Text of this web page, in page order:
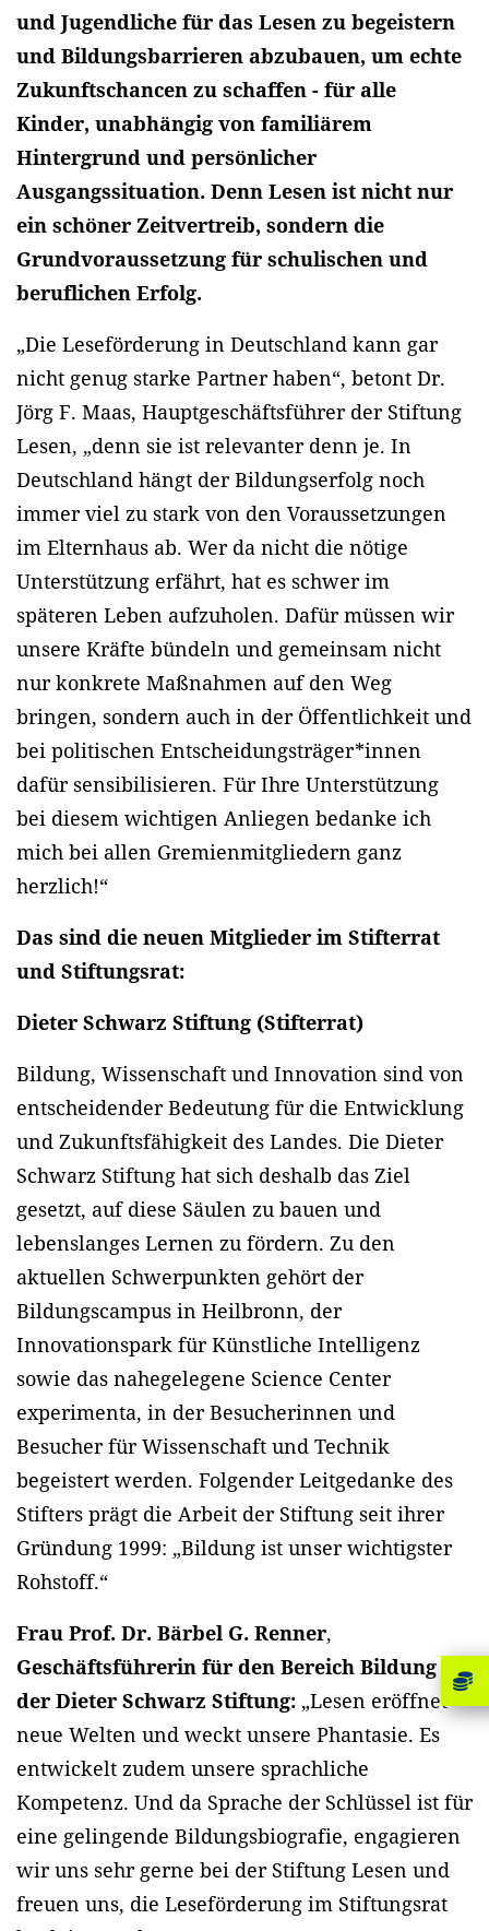
und Jugendliche für das Lesen zu begeistern
und Bildungsbarrieren abzubauen, um echte
Zukunftschancen zu schaffen - für alle
Kinder, unabhängig von familiärem
Hintergrund und persönlicher
Ausgangssituation. Denn Lesen ist nicht nur
ein schöner Zeitvertreib, sondern die
Grundvoraussetzung für schulischen und
beruflichen Erfolg.
„Die Leseförderung in Deutschland kann gar
nicht genug starke Partner haben“, betont Dr.
Jörg F. Maas, Hauptgeschäftsführer der Stiftung
Lesen, „denn sie ist relevanter denn je. In
Deutschland hängt der Bildungserfolg noch
immer viel zu stark von den Voraussetzungen
im Elternhaus ab. Wer da nicht die nötige
Unterstützung erfährt, hat es schwer im
späteren Leben aufzuholen. Dafür müssen wir
unsere Kräfte bündeln und gemeinsam nicht
nur konkrete Maßnahmen auf den Weg
bringen, sondern auch in der Öffentlichkeit und
bei politischen Entscheidungsträger*innen
dafür sensibilisieren. Für Ihre Unterstützung
bei diesem wichtigen Anliegen bedanke ich
mich bei allen Gremienmitgliedern ganz
herzlich!“
Das sind die neuen Mitglieder im Stifterrat
und Stiftungsrat:
Dieter Schwarz Stiftung (Stifterrat)
Bildung, Wissenschaft und Innovation sind von
entscheidender Bedeutung für die Entwicklung
und Zukunftsfähigkeit des Landes. Die Dieter
Schwarz Stiftung hat sich deshalb das Ziel
gesetzt, auf diese Säulen zu bauen und
lebenslanges Lernen zu fördern. Zu den
aktuellen Schwerpunkten gehört der
Bildungscampus in Heilbronn, der
Innovationspark für Künstliche Intelligenz
sowie das nahegelegene Science Center
experimenta, in der Besucherinnen und
Besucher für Wissenschaft und Technik
begeistert werden. Folgender Leitgedanke des
Stifters prägt die Arbeit der Stiftung seit ihrer
Gründung 1999: „Bildung ist unser wichtigster
Rohstoff.“
Frau Prof. Dr. Bärbel G. Renner,
Geschäftsführerin für den Bereich Bildung in
der Dieter Schwarz Stiftung: „Lesen eröffnet
neue Welten und weckt unsere Phantasie. Es
entwickelt zudem unsere sprachliche
Kompetenz. Und da Sprache der Schlüssel ist für
eine gelingende Bildungsbiografie, engagieren
wir uns sehr gerne bei der Stiftung Lesen und
freuen uns, die Leseförderung im Stiftungsrat